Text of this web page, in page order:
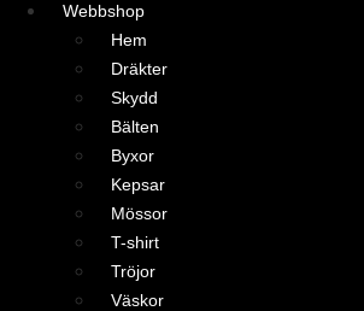
Webbshop
Hem
Dräkter
Skydd
Bälten
Byxor
Kepsar
Mössor
T-shirt
Tröjor
Väskor